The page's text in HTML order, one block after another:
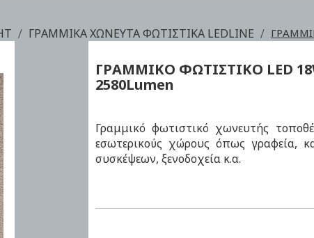
ΓΡΑΜΜΙΚΑ ΧΩΝΕΥΤΑ ΦΩΤΙΣΤΙΚΑ LEDLINE
ΓΡΑΜΜΙΚΟ ΦΩΤΙΣΤΙΚΟ LED
2580Lumen
Γραμμικό φωτιστικό χωνευτής
εσωτερικούς χώρους όπως γραφεία,
συσκέψεων, ξενοδοχεία κ.α.